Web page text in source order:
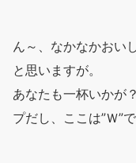
ん～、なかなかおい
と思いますが。
あなたも一杯いかが
プだし、ここは”Ｗ”で